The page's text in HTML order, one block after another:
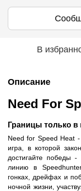
В
Описание
Need For
Границы только в
Need for Speed Heat
игра, в которой
достигайте победы -
линию в
гонках, дрейфах и
ночной жизни,